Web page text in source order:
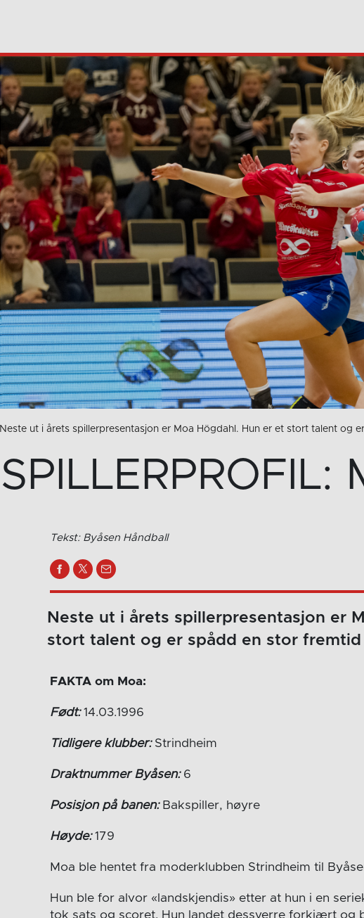
Neste ut i årets spillerpresentasjon er Moa Högdahl. Hun er et stort talent og
SPILLERPROFIL:
Tekst: Byåsen Håndball
Neste ut i årets spillerpresentasjon er
stort talent og er spådd en stor fremtid
FAKTA om Moa:
Født:14.03.1996
Tidligere klubber:Strindheim
Draktnummer Byåsen:6
Posisjon på banen:Bakspiller, høyre
Høyde:179
Moa ble hentet fra moderklubben Strindheim til
Hun ble for alvor «landskjendis» etter at hun i en
tok sats og scoret. Hun landet dessverre forkjært og